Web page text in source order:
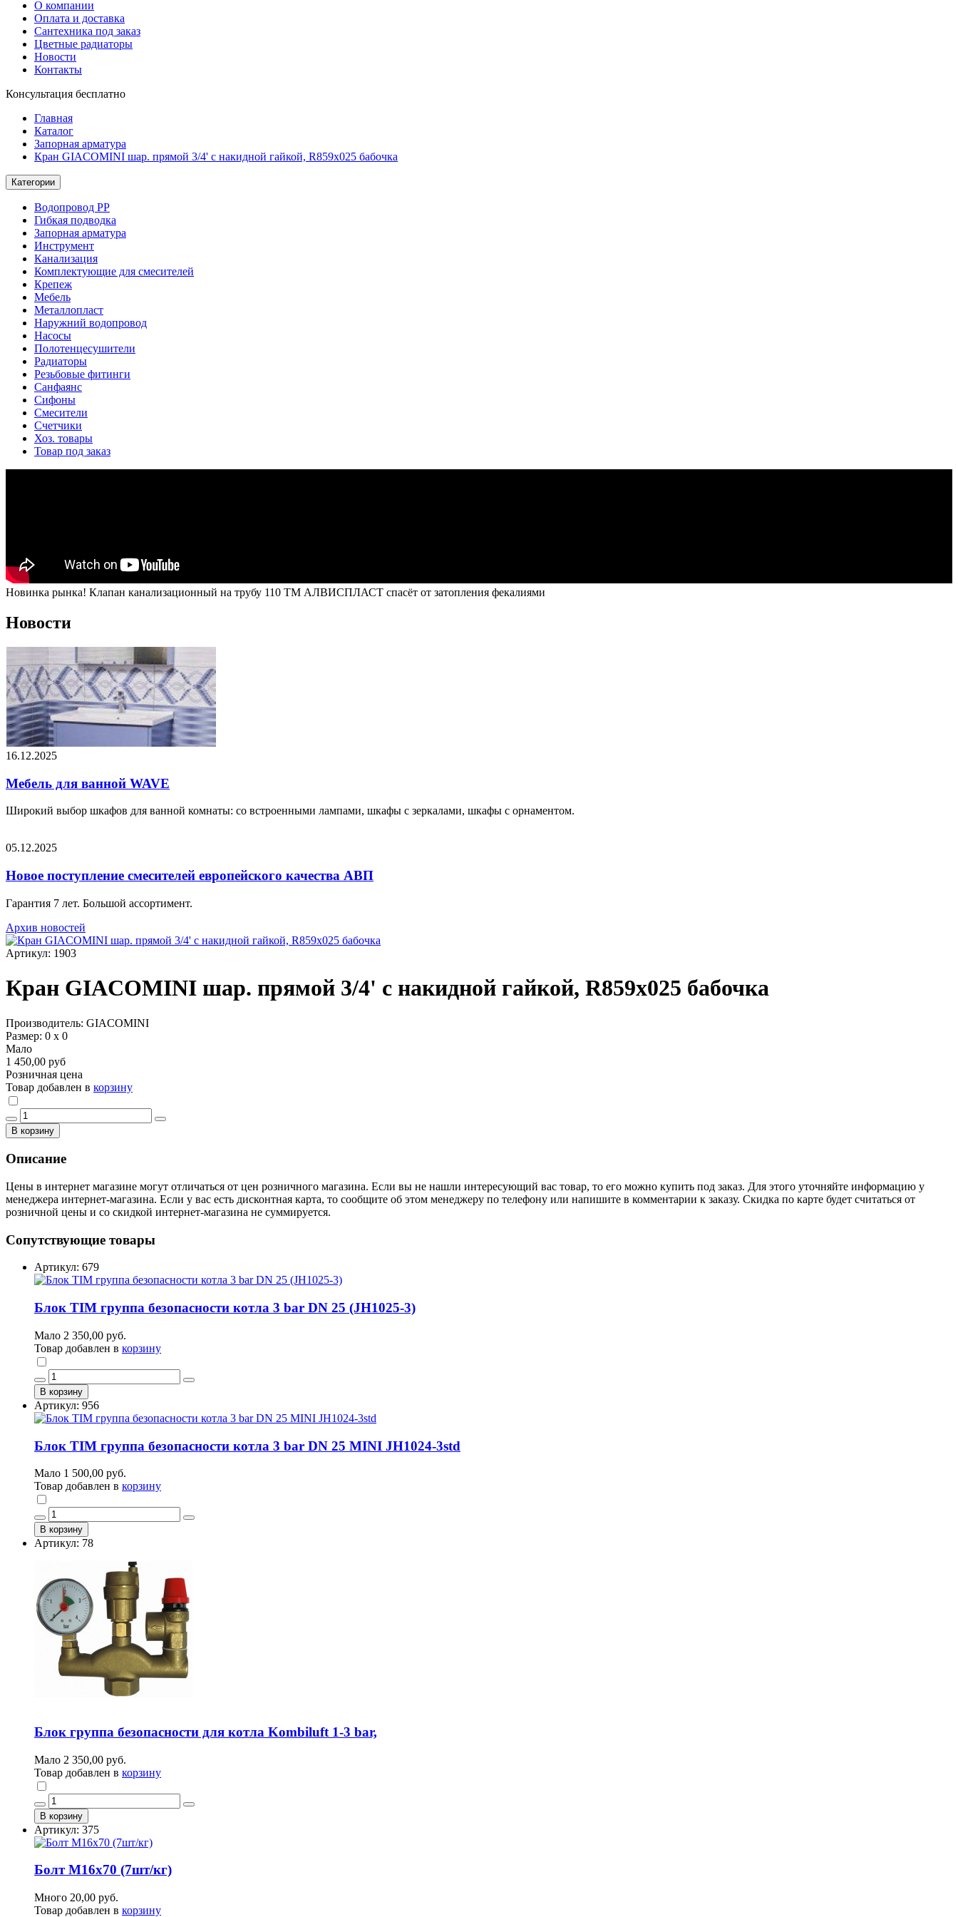
О компании
Оплата и доставка
Сантехника под заказ
Цветные радиаторы
Новости
Контакты
Консультация бесплатно
Главная
Каталог
Запорная арматура
Кран GIACOMINI шар. прямой 3/4' с накидной гайкой, R859х025 бабочка
Категории
Водопровод РР
Гибкая подводка
Запорная арматура
Инструмент
Канализация
Комплектующие для смесителей
Крепеж
Мебель
Металлопласт
Наружний водопровод
Насосы
Полотенцесушители
Радиаторы
Резьбовые фитинги
Санфаянс
Сифоны
Смесители
Счетчики
Хоз. товары
Товар под заказ
Новинка рынка! Клапан канализационный на трубу 110 ТМ АЛВИСПЛАСТ спасёт от затопления фекалиями
Новости
16.12.2025
Мебель для ванной WAVE
Широкий выбор шкафов для ванной комнаты: со встроенными лампами, шкафы с зеркалами, шкафы с орнаментом.
05.12.2025
Новое поступление смесителей европейского качества АВП
Гарантия 7 лет. Большой ассортимент.
Архив новостей
Артикул: 1903
Кран GIACOMINI шар. прямой 3/4' с накидной гайкой, R859х025 бабочка
Производитель: GIACOMINI
Размер: 0 х 0
Мало
1 450,00 руб
Розничная цена
Товар добавлен в корзину
В корзину
Описание
Цены в интернет магазине могут отличаться от цен розничного магазина. Если вы не нашли интересующий вас товар, то его можно купить под заказ. Для этого уточняйте информацию у
менеджера интернет-магазина. Если у вас есть дисконтная карта, то сообщите об этом менеджеру по телефону или напишите в комментарии к заказу. Скидка по карте будет считаться от
розничной цены и со скидкой интернет-магазина не суммируется.
Сопутствующие товары
Артикул: 679
Блок TIM группа безопасности котла 3 bar DN 25 (JH1025-3)
Мало 2 350,00 руб.
Товар добавлен в корзину
В корзину
Артикул: 956
Блок TIM группа безопасности котла 3 bar DN 25 MINI JH1024-3std
Мало 1 500,00 руб.
Товар добавлен в корзину
В корзину
Артикул: 78
Блок группа безопасности для котла Kombiluft 1-3 bar,
Мало 2 350,00 руб.
Товар добавлен в корзину
В корзину
Артикул: 375
Болт М16х70 (7шт/кг)
Много 20,00 руб.
Товар добавлен в корзину